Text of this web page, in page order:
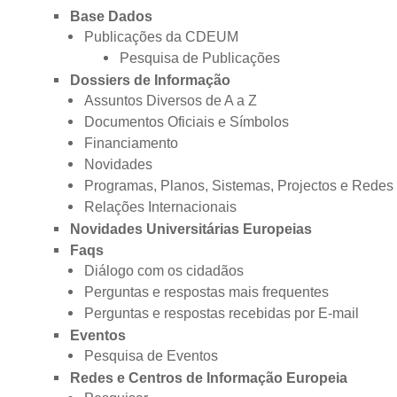
Base Dados
Publicações da CDEUM
Pesquisa de Publicações
Dossiers de Informação
Assuntos Diversos de A a Z
Documentos Oficiais e Símbolos
Financiamento
Novidades
Programas, Planos, Sistemas, Projectos e
Relações Internacionais
Novidades Universitárias Europeias
Faqs
Diálogo com os cidadãos
Perguntas e respostas mais frequentes
Perguntas e respostas recebidas por E-mail
Eventos
Pesquisa de Eventos
Redes e Centros de Informação Europeia